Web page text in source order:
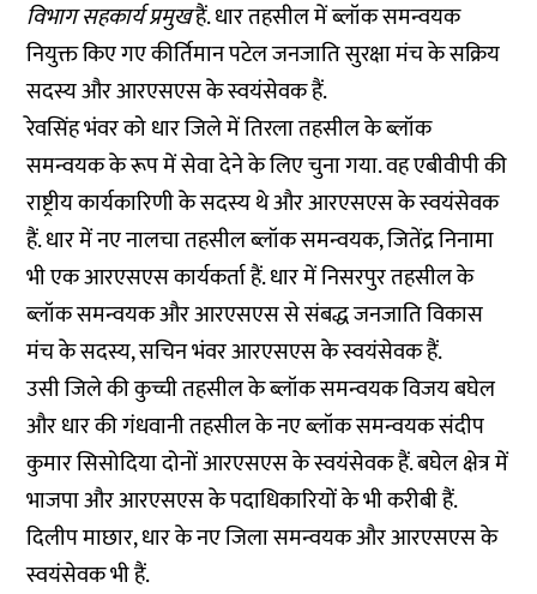
विभाग सहकार्य प्रमुखहैं. धार तहसील में ब्लॉक समन्वयक
नियुक्त किए गए कीर्तिमान पटेल जनजाति सुरक्षा मंच के सक्रिय
सदस्य और आरएसएस के स्वयंसेवक हैं.
रेवसिंह भंवर को धार जिले में तिरला तहसील के ब्लॉक
समन्वयक के रूप में सेवा देने के लिए चुना गया. वह एबीवीपी की
राष्ट्रीय कार्यकारिणी के सदस्य थे और आरएसएस के स्वयंसेवक
हैं. धार में नए नालचा तहसील ब्लॉक समन्वयक, जितेंद्र निनामा
भी एक आरएसएस कार्यकर्ता हैं. धार में निसरपुर तहसील के
ब्लॉक समन्वयक और आरएसएस से संबद्ध जनजाति विकास
मंच के सदस्य, सचिन भंवर आरएसएस के स्वयंसेवक हैं.
उसी जिले की कुच्ची तहसील के ब्लॉक समन्वयक विजय बघेल
और धार की गंधवानी तहसील के नए ब्लॉक समन्वयक संदीप
कुमार सिसोदिया दोनों आरएसएस के स्वयंसेवक हैं. बघेल क्षेत्र में
भाजपा और आरएसएस के पदाधिकारियों के भी करीबी हैं.
दिलीप माछार, धार के नए जिला समन्वयक और आरएसएस के
स्वयंसेवक भी हैं.